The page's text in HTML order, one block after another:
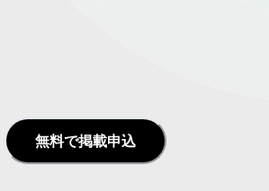
無料で掲載申込